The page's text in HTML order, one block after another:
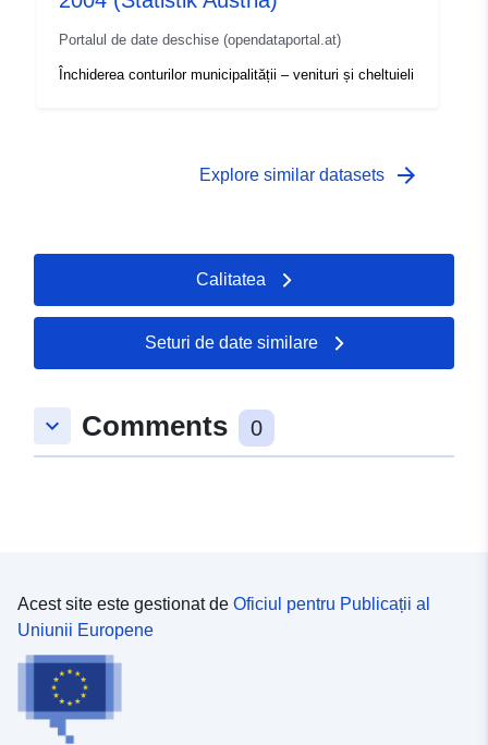
Portalul de date deschise (opendataportal.at)
Închiderea conturilor municipalității – venituri și cheltuieli
Explore similar datasets arrow_forward
Calitatea
Seturi de date similare
keyboard_arrow_down Comments 0
Acest site este gestionat de Oficiul pentru Publicații al
Uniunii Europene